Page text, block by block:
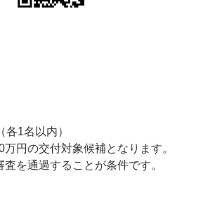
1名以内）
円の交付対象候補となります。
を通過することが条件です。